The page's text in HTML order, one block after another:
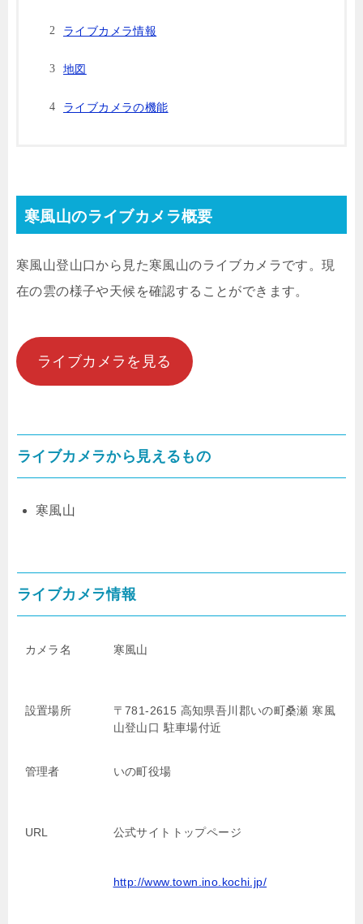
ライブカメラ情報
地図
ライブカメラの機能
寒風山のライブカメラ概要
寒風山登山口から見た寒風山のライブカメラです。現
在の雲の様子や天候を確認することができます。
ライブカメラを見る
ライブカメラから見えるもの
寒風山
ライブカメラ情報
カメラ名 寒風山
設置場所
〒781-2615 高知県吾川郡いの町桑瀬 寒風
山登山口 駐車場付近
管理者 いの町役場
URL 公式サイトトップページ
http://www.town.ino.kochi.jp/